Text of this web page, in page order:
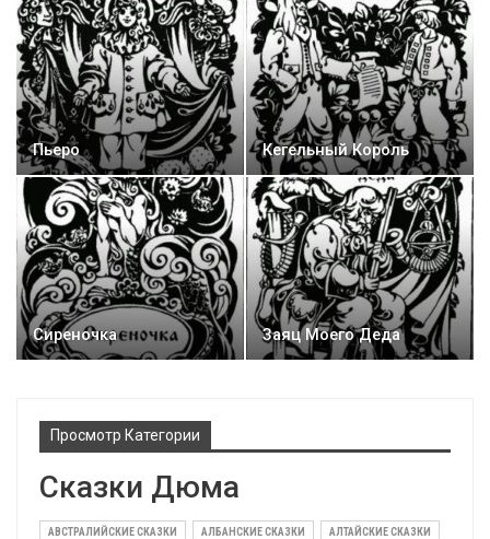
Пьеро Кегельный Король
Сиреночка Заяц Моего Деда
Просмотр Категории
Сказки Дюма
АВСТРАЛИЙСКИЕ СКАЗКИ АЛБАНСКИЕ СКАЗКИ АЛТАЙСКИЕ СКАЗКИ